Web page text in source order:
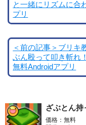
と一緒にリズムに合
プリ
＜前の記事＞ブリキ
ぶん殴って叩き斬れ
無料Androidアプリ
ざぶとん持
価格：無料